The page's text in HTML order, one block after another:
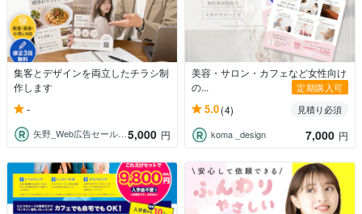
集客とデザインを両立したチラシ制
作します
-
矢野_Web広告セールスライター5,000 円
美容・サロン・カフェなど女性向け
の...
定期購入可
5.0(4)
見積り必須
koma _design
7,000 円